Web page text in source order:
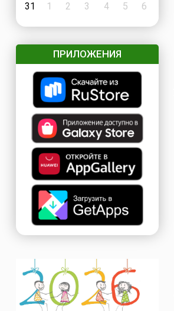
31
1 2 3 4 5 6
ПРИЛОЖЕНИЯ